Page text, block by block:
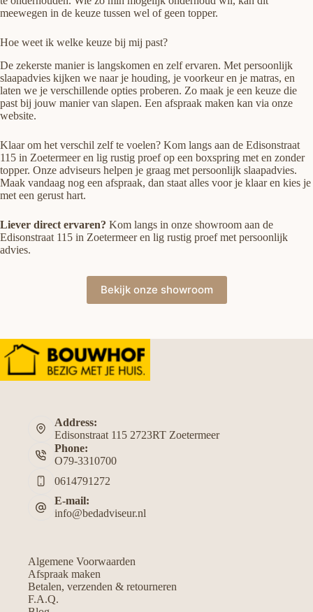
meewegen in de keuze tussen wel of geen topper.
Hoe weet ik welke keuze bij mij past?
De zekerste manier is langskomen en zelf ervaren. Met persoonlijk
slaapadvies kijken we naar je houding, je voorkeur en je matras, en
laten we je verschillende opties proberen. Zo maak je een keuze die
past bij jouw manier van slapen. Een afspraak maken kan via onze
website.
Klaar om het verschil zelf te voelen? Kom langs aan de Edisonstraat
115 in Zoetermeer en lig rustig proef op een boxspring met en zonder
topper. Onze adviseurs helpen je graag met persoonlijk slaapadvies.
Maak vandaag nog een afspraak, dan staat alles voor je klaar en kies je
met een gerust hart.
Liever direct ervaren? Kom langs in onze showroom aan de
Edisonstraat 115 in Zoetermeer en lig rustig proef met persoonlijk
advies.
Bekijk onze showroom
Address:
Edisonstraat 115 2723RT Zoetermeer
Phone:
O79-3310700
0614791272
E-mail:
info@bedadviseur.nl
Algemene Voorwaarden
Afspraak maken
Betalen, verzenden & retourneren
F.A.Q.